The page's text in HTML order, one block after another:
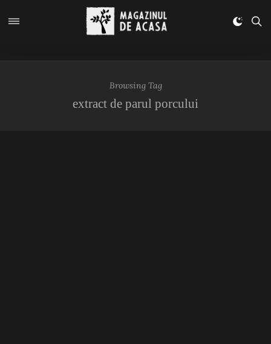
Browsing Tag
extract de parul porcului